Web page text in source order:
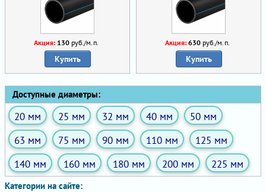
Акция: 130руб./м.п.
Купить
Акция: 630руб./м.п.
Купить
Доступные диаметры:
20 мм 25 мм 32 мм 40 мм
50 мм
63 мм
75 мм 90 мм 110 мм
125 мм
140 мм
160 мм 180 мм 200 мм 225 мм
Категории на сайте: